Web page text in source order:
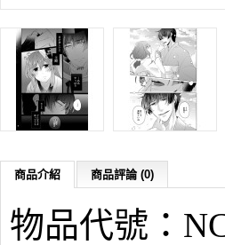
商品介紹 商品評論 (0)
物品代號：